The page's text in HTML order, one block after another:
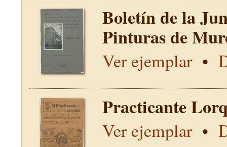
Boletín de la
Pinturas de
Ver ejemplar•
Practicante
Ver ejemplar•